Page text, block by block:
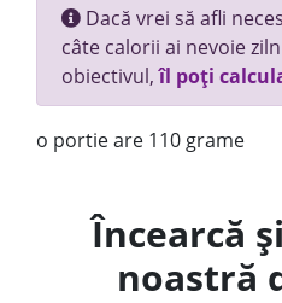
Dacă vrei să afli
câte calorii ai nevoie
obiectivul,îl poți
o portie are 110 grame
Încearcă
noastră